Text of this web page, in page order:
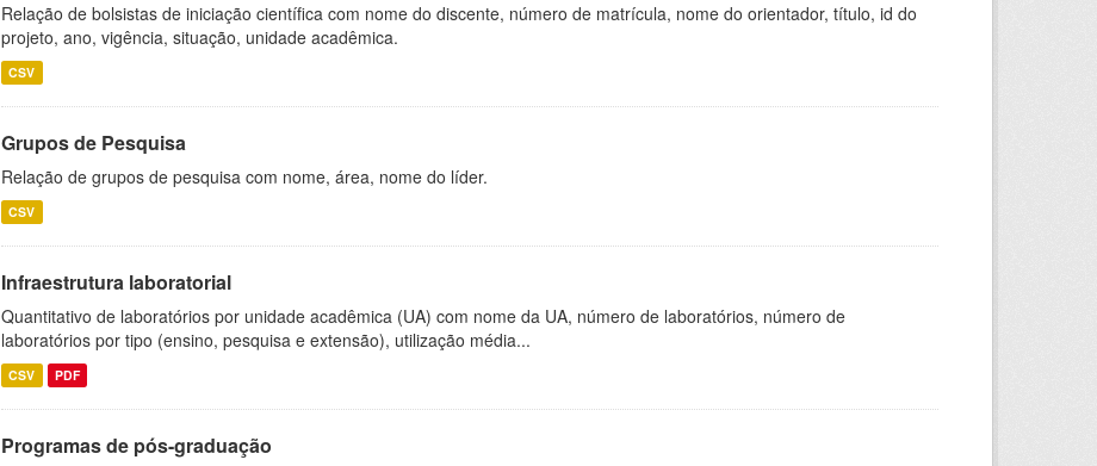
Relação de bolsistas de iniciação científica com nome do discente, número de matrícula, nome do orientador, título, id do
projeto, ano, vigência, situação, unidade acadêmica.
CSV
Grupos de Pesquisa
Relação de grupos de pesquisa com nome, área, nome do líder.
CSV
Infraestrutura laboratorial
Quantitativo de laboratórios por unidade acadêmica (UA) com nome da UA, número de laboratórios, número de
laboratórios por tipo (ensino, pesquisa e extensão), utilização média...
CSV PDF
Programas de pós-graduação